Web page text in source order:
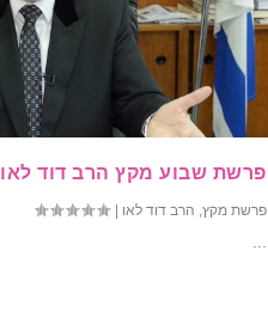
פרשת שבוע מקץ הרב דוד לאו
פרשת מקץ, הרב דוד לאו |